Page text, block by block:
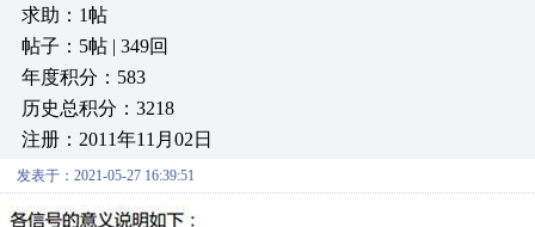
求助：1帖
帖子：5帖 | 349回
年度积分：583
历史总积分：3218
注册：2011年11月02日
发表于：2021-05-27 16:39:51